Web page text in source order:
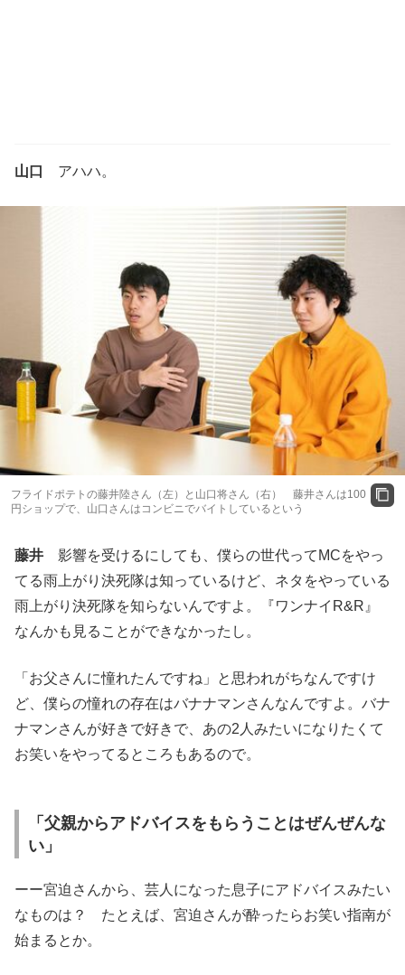
山口 アハハ。
フライドポテトの藤井陸さん（左）と山口将さん（右） 藤井さんは100
円ショップで、山口さんはコンビニでバイトしているという
藤井 影響を受けるにしても、僕らの世代ってMCをやっ
てる雨上がり決死隊は知っているけど、ネタをやっている
雨上がり決死隊を知らないんですよ。『ワンナイR&R』
なんかも見ることができなかったし。
「お父さんに憧れたんですね」と思われがちなんですけ
ど、僕らの憧れの存在はバナナマンさんなんですよ。バナ
ナマンさんが好きで好きで、あの2人みたいになりたくて
お笑いをやってるところもあるので。
「父親からアドバイスをもらうことはぜんぜんな
い」
ーー宮迫さんから、芸人になった息子にアドバイスみたい
なものは？ たとえば、宮迫さんが酔ったらお笑い指南が
始まるとか。